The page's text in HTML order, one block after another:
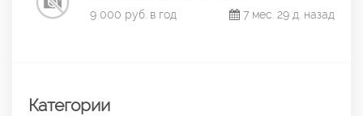
9 000 руб. в год
7 мес. 29 д. назад
Категории